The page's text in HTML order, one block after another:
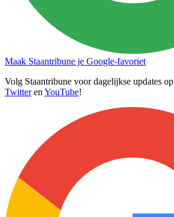
Maak Staantribune je Google-favoriet
Volg Staantribune voor dagelijkse updates op
Twitteren YouTube!